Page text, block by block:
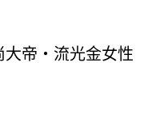
大帝‧流光金女性